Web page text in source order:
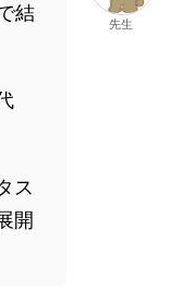
結
ス
開
先生